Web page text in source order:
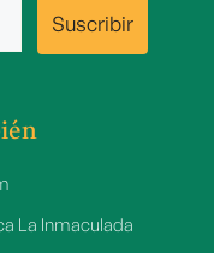
La Inmaculada